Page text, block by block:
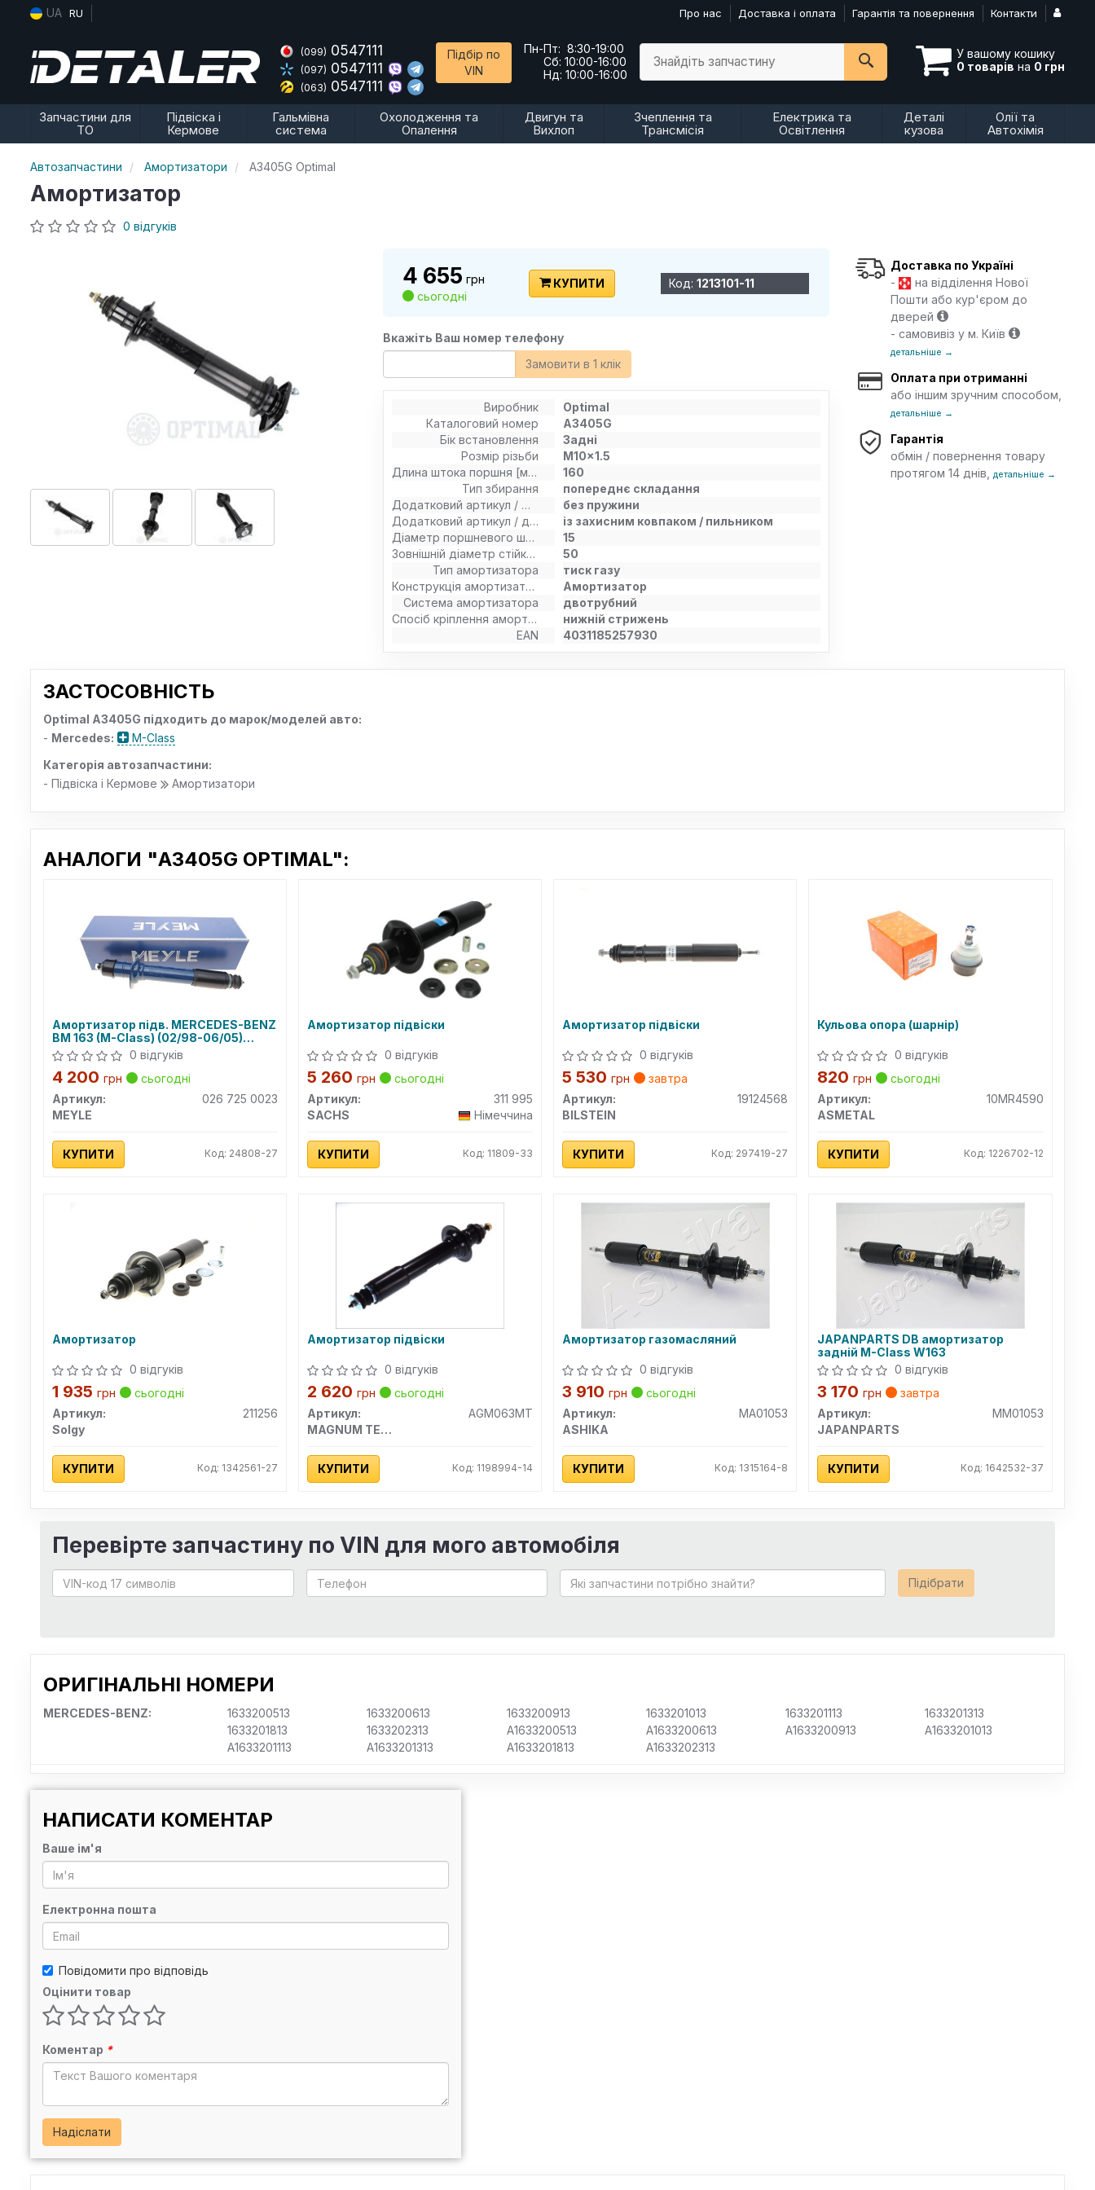
UA RU Про нас Доставка і оплата Гарантія та повернення Контакти
(099) 0547111
(097) 0547111
(063) 0547111
Підбір по
VIN
Пн-Пт: 8:30-19:00
Сб: 10:00-16:00
Нд: 10:00-16:00
У вашому кошику
0 товарів на 0 грн
Знайдіть запчастину
Запчастини для
ТО
Підвіска і
Кермове
Гальмівна
система
Охолодження та
Опалення
Двигун та
Вихлоп
Зчеплення та
Трансмісія
Електрика та
Освітлення
Деталі
кузова
Олії та
Автохімія
Автозапчастини Амортизатори A3405G Optimal
Амортизатор
0 відгуків
4 655 грн
сьогодні
КУПИТИ Код:1213101-11
Вкажіть Ваш номер телефону
Замовити в 1 клік
Виробник
Optimal
Каталоговий номер
A3405G
Бік встановлення
Задні
Розмір різьби
M10x1.5
Длина штока поршня [мм]
160
Тип збирання
попереднє складання
Додатковий артикул / Додаткова інформація
без пружини
Додатковий артикул / додаткова інформація 2
із захисним ковпаком / пильником
Діаметр поршневого штока [мм]
15
Зовнішній діаметр стійки амортизатора [мм]
50
Тип амортизатора
тиск газу
Конструкція амортизатора
Амортизатор
Система амортизатора
двотрубний
Спосіб кріплення амортизатора
нижній стрижень
EAN
4031185257930
Доставка по Україні
-
на відділення Нової
Пошти або кур'єром до
дверей
- самовивіз у м. Київ
детальніше →
Оплата при отриманні
або іншим зручним способом,
детальніше →
Гарантія
обмін / повернення товару
протягом 14 днів,детальніше →
ЗАСТОСОВНІСТЬ
Optimal A3405G підходить до марок/моделей авто:
- Mercedes:
M-Class
Категорія автозапчастини:
- Підвіска і Кермове
Амортизатори
АНАЛОГИ "A3405G OPTIMAL":
Амортизатор підв. MERCEDES-BENZ
BM 163 (M-Class) (02/98-06/05)
задн. (вир-во Meyle)
0 відгуків
4 200 грн
сьогодні
Артикул:
026 725 0023
MEYLE
КУПИТИ Код: 24808-27
Амортизатор підвіски
0 відгуків
5 260 грн
сьогодні
Артикул:
311 995
SACHS
Німеччина
КУПИТИ Код: 11809-33
Амортизатор підвіски
0 відгуків
5 530 грн
завтра
Артикул:
19124568
BILSTEIN
КУПИТИ Код: 297419-27
Кульова опора (шарнір)
0 відгуків
820грн
сьогодні
Артикул:
10MR4590
ASMETAL
КУПИТИ Код: 1226702-12
Амортизатор
0 відгуків
1 935 грн
сьогодні
Артикул:
211256
Solgy
КУПИТИ Код: 1342561-27
Амортизатор підвіски
0 відгуків
2 620 грн
сьогодні
Артикул:
AGM063MT
MAGNUM TECHNOLOGY
КУПИТИ Код: 1198994-14
Амортизатор газомасляний
0 відгуків
3 910 грн
сьогодні
Артикул:
MA01053
ASHIKA
КУПИТИ Код: 1315164-8
JAPANPARTS DB амортизатор
задній M-Class W163
0 відгуків
3 170грн
завтра
Артикул:
MM01053
JAPANPARTS
КУПИТИ Код: 1642532-37
Перевірте запчастину по VIN для мого автомобіля
Підібрати
ОРИГІНАЛЬНІ НОМЕРИ
MERCEDES-BENZ: 1633200513 1633200613 1633200913 1633201013 1633201113
1633201313
1633201813
1633202313 A1633200513 A1633200613 A1633200913
A1633201013
A1633201113
A1633201313 A1633201813 A1633202313
НАПИСАТИ КОМЕНТАР
Ваше ім'я
Електронна пошта
Повідомити про відповідь
Оцінити товар
Коментар *
Надіслати